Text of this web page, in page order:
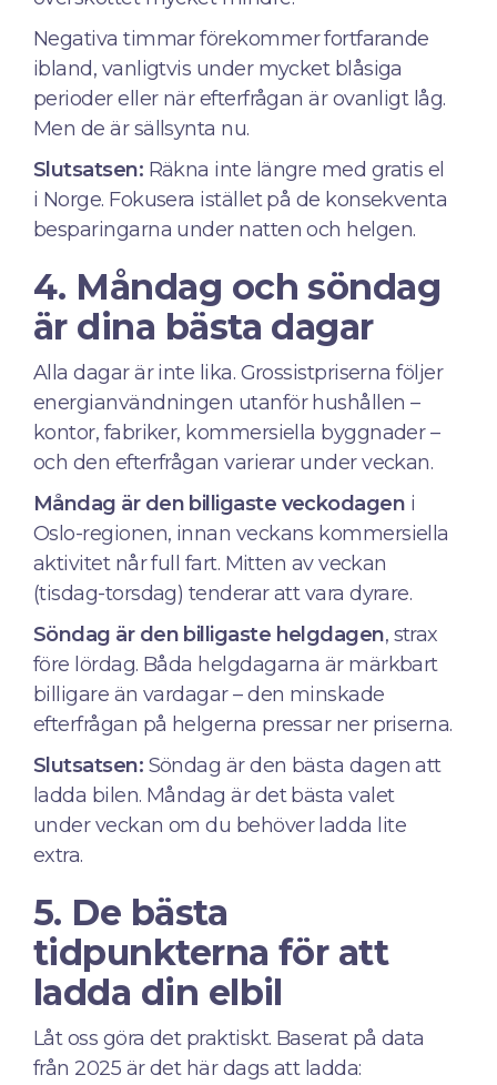
Negativa timmar förekommer fortfarande
ibland, vanligtvis under mycket blåsiga
perioder eller när efterfrågan är ovanligt låg.
Men de är sällsynta nu.
Slutsatsen: Räkna inte längre med gratis el
i Norge. Fokusera istället på de konsekventa
besparingarna under natten och helgen.
4. Måndag och söndag
är dina bästa dagar
Alla dagar är inte lika. Grossistpriserna följer
energianvändningen utanför hushållen –
kontor, fabriker, kommersiella byggnader –
och den efterfrågan varierar under veckan.
Måndag är den billigaste veckodagen i
Oslo-regionen, innan veckans kommersiella
aktivitet når full fart. Mitten av veckan
(tisdag-torsdag) tenderar att vara dyrare.
Söndag är den billigaste helgdagen, strax
före lördag. Båda helgdagarna är märkbart
billigare än vardagar – den minskade
efterfrågan på helgerna pressar ner priserna.
Slutsatsen: Söndag är den bästa dagen att
ladda bilen. Måndag är det bästa valet
under veckan om du behöver ladda lite
extra.
5. De bästa
tidpunkterna för att
ladda din elbil
Låt oss göra det praktiskt. Baserat på data
från 2025 är det här dags att ladda: